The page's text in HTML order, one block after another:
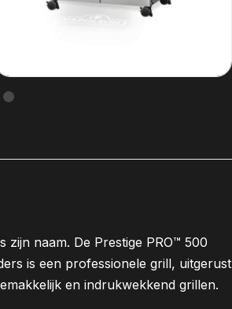
naam. De Prestige PRO™ 500
is een professionele grill, uitgerust
en indrukwekkend grillen.